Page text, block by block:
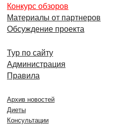
Конкурс обзоров
Материалы от партнеров
Обсуждение проекта
Тур по сайту
Администрация
Правила
Архив новостей
Диеты
Консультации